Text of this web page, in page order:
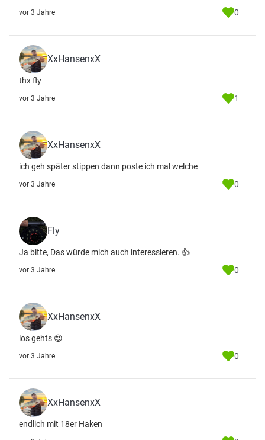
vor 3 Jahre 0
XxHansenxX
thx fly
vor 3 Jahre 1
XxHansenxX
ich geh später stippen dann poste ich mal welche
vor 3 Jahre 0
Fly
Ja bitte, Das würde mich auch interessieren. 👍
vor 3 Jahre 0
XxHansenxX
los gehts 😍
vor 3 Jahre 0
XxHansenxX
endlich mit 18er Haken